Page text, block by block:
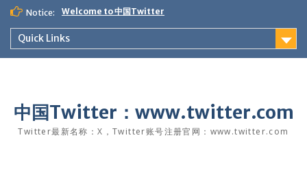
Skip
content
Notice: Welcome to 中国Twitter
Quick Links
中国Twitter：www.twitter.com
Twitter最新名称：X，Twitter账号注册官网：www.twitter.com